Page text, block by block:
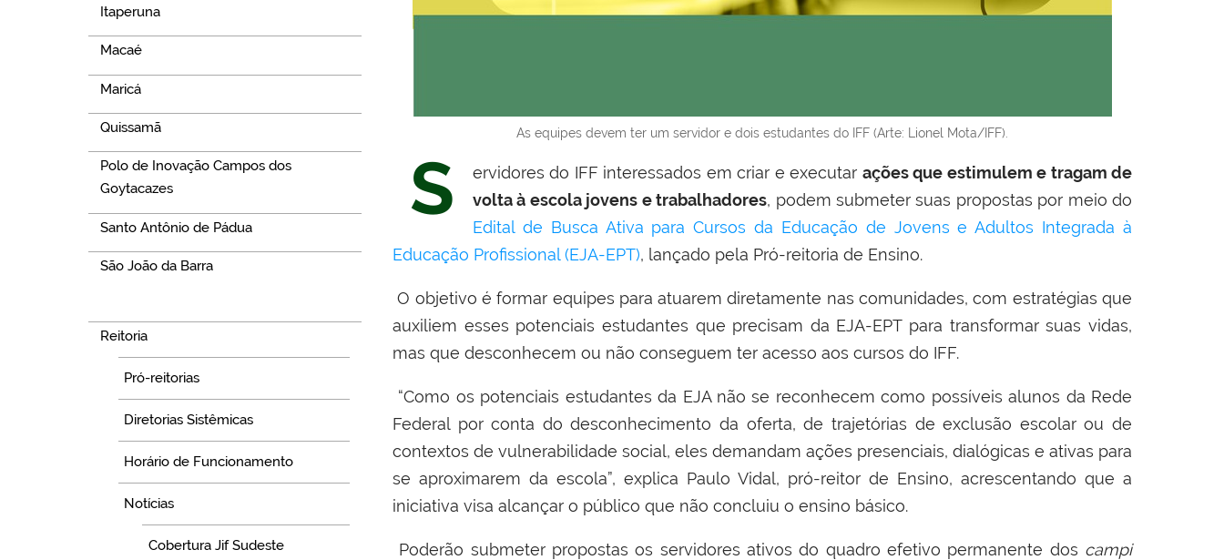
Itaperuna
Macaé
Maricá
Quissamã
Polo de Inovação Campos dos
Goytacazes
Santo Antônio de Pádua
São João da Barra
Reitoria
Pró-reitorias
Diretorias Sistêmicas
Horário de Funcionamento
Notícias
Cobertura Jif Sudeste
As equipes devem ter um servidor e dois estudantes do IFF (Arte: Lionel Mota/IFF).
S ervidores do IFF interessados em criar e executar ações que estimulem e tragam de
volta à escola jovens e trabalhadores, podem submeter suas propostas por meio do
Edital de Busca Ativa para Cursos da Educação de Jovens e Adultos Integrada à
Educação Profissional (EJA-EPT), lançado pela Pró-reitoria de Ensino.
O objetivo é formar equipes para atuarem diretamente nas comunidades, com estratégias que
auxiliem esses potenciais estudantes que precisam da EJA-EPT para transformar suas vidas,
mas que desconhecem ou não conseguem ter acesso aos cursos do IFF.
“Como os potenciais estudantes da EJA não se reconhecem como possíveis alunos da Rede
Federal por conta do desconhecimento da oferta, de trajetórias de exclusão escolar ou de
contextos de vulnerabilidade social, eles demandam ações presenciais, dialógicas e ativas para
se aproximarem da escola”, explica Paulo Vidal, pró-reitor de Ensino, acrescentando que a
iniciativa visa alcançar o público que não concluiu o ensino básico.
Poderão submeter propostas os servidores ativos do quadro efetivo permanente dos campi